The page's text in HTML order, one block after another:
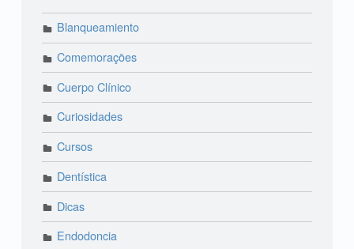
Blanqueamiento
Comemorações
Cuerpo Clínico
Curiosidades
Cursos
Dentística
Dicas
Endodoncia